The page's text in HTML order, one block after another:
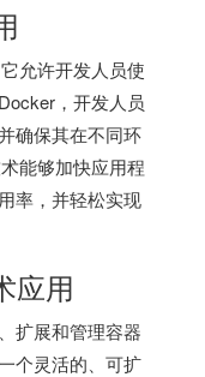
允许开发人员使
，开发人员
确保其在不同环
能够加快应用程
率，并轻松实现
应用
扩展和管理容器
个灵活的、可扩